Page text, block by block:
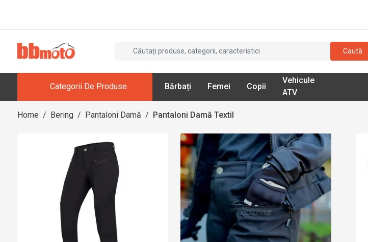
Caută
Categorii De Produse Bărbați Femei Copii
Vehicule
ATV
Home / Bering / Pantaloni Damă / Pantaloni Damă Textil